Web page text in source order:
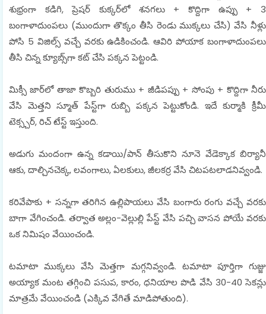
శుభ్రంగా కడిగి, ప్రెషర్ కుక్కర్‌లో శనగలు + కొద్దిగా ఉప్పు + 3
బంగాళాదుంపలు (ముందుగా తొక్కం తీసి రెండు ముక్కలు చేసి) వేసి నీళ్లు
పోసి 5 విజిల్స్ వచ్చే వరకు ఉడికించండి. ఆవిరి పోయాక బంగాళాదుంపలు
తీసి చిన్న క్యూబ్స్‌గా కట్ చేసి పక్కన పెట్టండి.
మిక్సీ జార్‌లో తాజా కొబ్బరి తురుము + జీడిపప్పు + సోంపు + కొద్దిగా నీరు
వేసి మెత్తని స్మూత్ పేస్ట్‌గా రుబ్బి పక్కన పెట్టుకోండి. ఇదే కుర్మాకి క్రీమీ
టెక్స్చర్, రిచ్ టేస్ట్ ఇస్తుంది.
అడుగు మందంగా ఉన్న కడాయి/పాన్ తీసుకొని నూనె వేడెక్కాక బిర్యానీ
ఆకు, దాల్చినచెక్క, లవంగాలు, ఏలకులు, జీలకర్ర వేసి చిటపటలాడనివ్వండి.
కరివేపాకు + సన్నగా తరిగిన ఉల్లిపాయలు వేసి బంగారు రంగు వచ్చే వరకు
బాగా వేగించండి. తర్వాత అల్లం-వెల్లుల్లి పేస్ట్ వేసి పచ్చి వాసన పోయే వరకు
ఒక నిమిషం వేయించండి.
టమాటా ముక్కలు వేసి మెత్తగా మగ్గనివ్వండి. టమాటా పూర్తిగా గుజ్జు
అయ్యాక మంట తగ్గించి పసుప, కారం, ధనియాల పొడి వేసి 30-40 సెకన్లు
మాత్రమే వేయించండి (ఎక్కివ వేగితే మాడిపోతుంది).